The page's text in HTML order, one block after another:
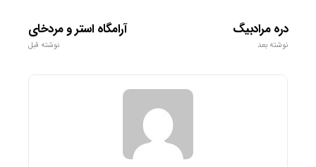
آرامگاه استر و مردخای
نوشته قبل
دره مرادبیگ
نوشته بعد